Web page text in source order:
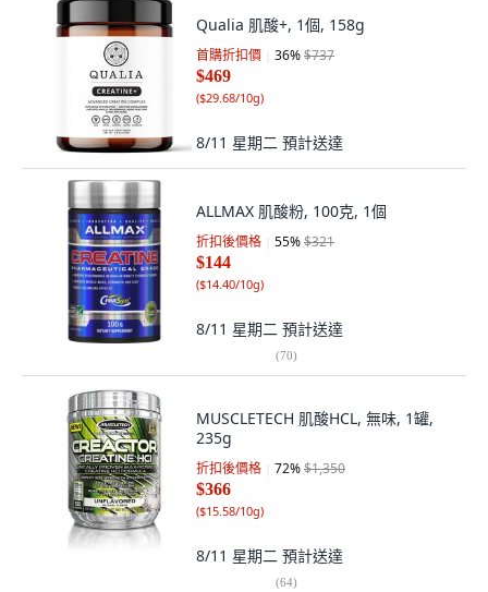
Qualia 肌酸+, 1個, 158g
首購折扣價 36%$737
$469
($29.68/10g)
8/11 星期二 預計送達
ALLMAX 肌酸粉, 100克, 1個
折扣後價格 55%$321
$144
($14.40/10g)
8/11 星期二 預計送達
(70)
MUSCLETECH 肌酸HCL, 無味, 1罐,
235g
折扣後價格 72%$1,350
$366
($15.58/10g)
8/11 星期二 預計送達
(64)